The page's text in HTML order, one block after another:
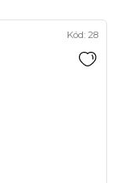
Kód: 28